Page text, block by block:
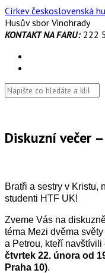
Skip
to
content
Církev československá
Husův sbor Vinohrady
KONTAKT NA FARU:222
Diskuzní večer
Bratři a sestry v Kristu,
studenti HTF UK!
Zveme Vás na
téma Mezi dvěma
a Petrou, kteří
čtvrtek 22. února od
Praha 10).